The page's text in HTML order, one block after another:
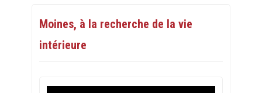
Moines, à la recherche de la vie
intérieure